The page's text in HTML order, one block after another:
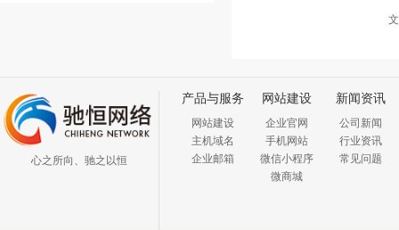
心之所向、驰之以恒
产品与服务
网站建设
主机域名
企业邮箱
网站建设
企业官网
手机网站
微信小程序
微商城
新闻资讯
公司新闻
行业资讯
常见问题